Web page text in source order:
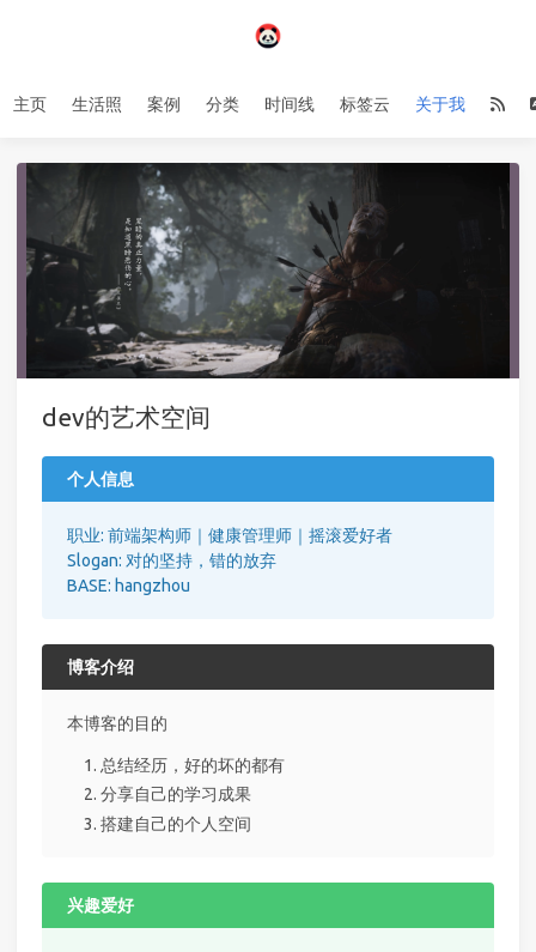
主页 生活照 案例 分类 时间线 标签云 关于我
dev的艺术空间
个人信息
职业: 前端架构师｜健康管理师｜摇滚爱好者
Slogan: 对的坚持，错的放弃
BASE: hangzhou
博客介绍
本博客的目的
总结经历，好的坏的都有
分享自己的学习成果
搭建自己的个人空间
兴趣爱好